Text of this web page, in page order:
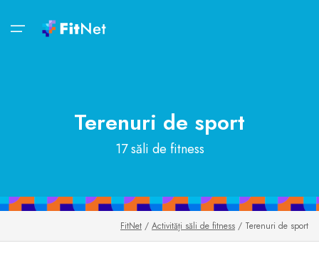
Bun venit!
Săli de fitness
Aplicația de mobil
FitZOOM
FitZOOM
FitMap
Intră în contTerenuri de sport
17 săli de fitness
FitNet / Activități săli de fitness / Terenuri de sport